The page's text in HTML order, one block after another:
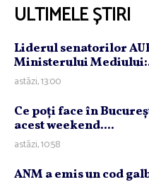
ULTIMELE ȘTIRI
Liderul senatorilor
Ministerului
astăzi, 13:00
Ce poţi face în
acest weekend....
astăzi, 10:58
ANM a emis un cod